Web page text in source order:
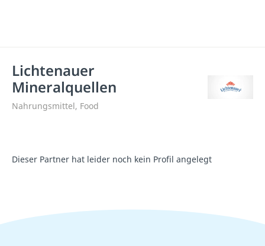
Lichtenauer
Mineralquellen
Nahrungsmittel, Food
Dieser Partner hat leider noch kein Profil angelegt